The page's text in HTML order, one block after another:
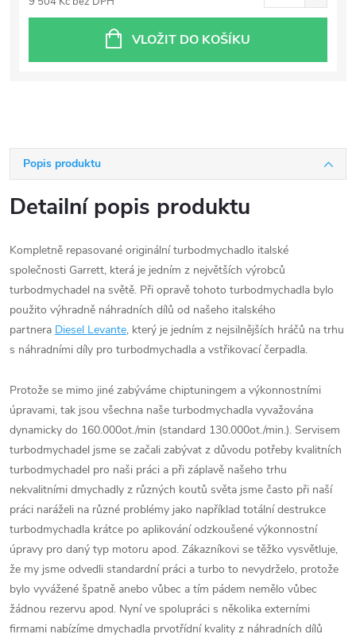
VLOŽIT DO KOŠÍKU
Popis produktu
Detailní popis produktu
Kompletně repasované originální turbodmychadlo italské
společnosti Garrett, která je jedním z největších výrobců
turbodmychadel na světě. Při opravě tohoto turbodmychadla bylo
použito výhradně náhradních dílů od našeho italského
partnera Diesel Levante, který je jedním z nejsilnějších hráčů na trhu
s náhradními díly pro turbodmychadla a vstřikovací čerpadla.
Protože se mimo jiné zabýváme chiptuningem a výkonnostními
úpravami, tak jsou všechna naše turbodmychadla vyvažována
dynamicky do 160.000ot./min (standard 130.000ot./min.). Servisem
turbodmychadel jsme se začali zabývat z důvodu potřeby kvalitních
turbodmychadel pro naši práci a při záplavě našeho trhu
nekvalitními dmychadly z různých koutů světa jsme často při naší
práci naráželi na různé problémy jako například totální destrukce
turbodmychadla krátce po aplikování odzkoušené výkonnostní
úpravy pro daný typ motoru apod. Zákazníkovi se těžko vysvětluje,
že my jsme odvedli standardní práci a turbo to nevydrželo, protože
bylo vyvážené špatně anebo vůbec a tím pádem nemělo vůbec
žádnou rezervu apod. Nyní ve spolupráci s několika externími
firmami nabízíme dmychadla prvotřídní kvality z náhradních dílů